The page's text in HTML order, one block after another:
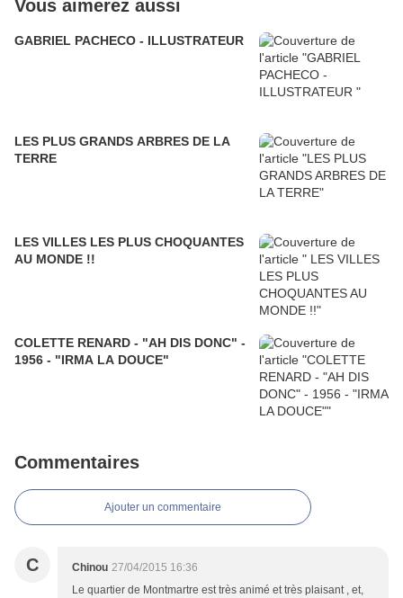
Vous aimerez aussi
GABRIEL PACHECO - ILLUSTRATEUR
LES PLUS GRANDS ARBRES DE LA
TERRE
LES VILLES LES PLUS CHOQUANTES
AU MONDE !!
COLETTE RENARD - "AH DIS DONC" -
1956 - "IRMA LA DOUCE"
Commentaires
Ajouter un commentaire
C Chinou 27/04/2015 16:36
Le quartier de Montmartre est très animé et très plaisant , et,